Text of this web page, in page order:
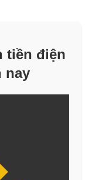
tiền điện
nay